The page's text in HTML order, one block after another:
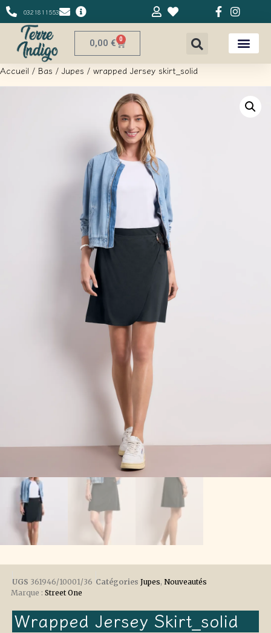
0321811553
0,00 € 0
Accueil / Bas / Jupes / wrapped Jersey skirt_solid
UGS 361946/10001/36 Catégories Jupes, Nouveautés
Marque : Street One
Wrapped Jersey Skirt_solid